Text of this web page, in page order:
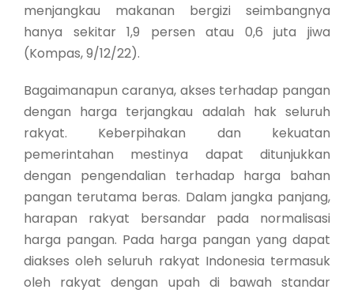
menjangkau makanan bergizi seimbangnya
hanya sekitar 1,9 persen atau 0,6 juta jiwa
(Kompas, 9/12/22).
Bagaimanapun caranya, akses terhadap pangan
dengan harga terjangkau adalah hak seluruh
rakyat. Keberpihakan dan kekuatan
pemerintahan mestinya dapat ditunjukkan
dengan pengendalian terhadap harga bahan
pangan terutama beras. Dalam jangka panjang,
harapan rakyat bersandar pada normalisasi
harga pangan. Pada harga pangan yang dapat
diakses oleh seluruh rakyat Indonesia termasuk
oleh rakyat dengan upah di bawah standar